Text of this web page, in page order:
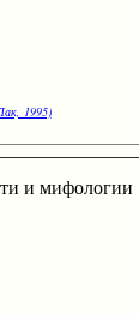
1995)
и мифологии